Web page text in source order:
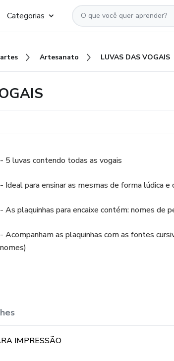
Categorias
Artesanato LUVAS DAS VOGAIS
- 5 luvas contendo todas as vogais
- Ideal para ensinar as mesmas de forma lúdica e
- As plaquinhas para encaixe contém: nomes de
- Acompanham as plaquinhas com as fontes
nomes)
IMPRESSÃO